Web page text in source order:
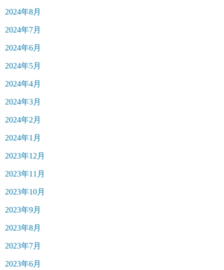
2024年8月
2024年7月
2024年6月
2024年5月
2024年4月
2024年3月
2024年2月
2024年1月
2023年12月
2023年11月
2023年10月
2023年9月
2023年8月
2023年7月
2023年6月